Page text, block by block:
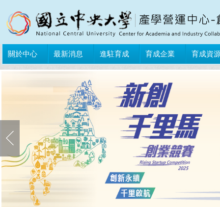
關於中心 最新消息 進駐育成 育成企業 育成資